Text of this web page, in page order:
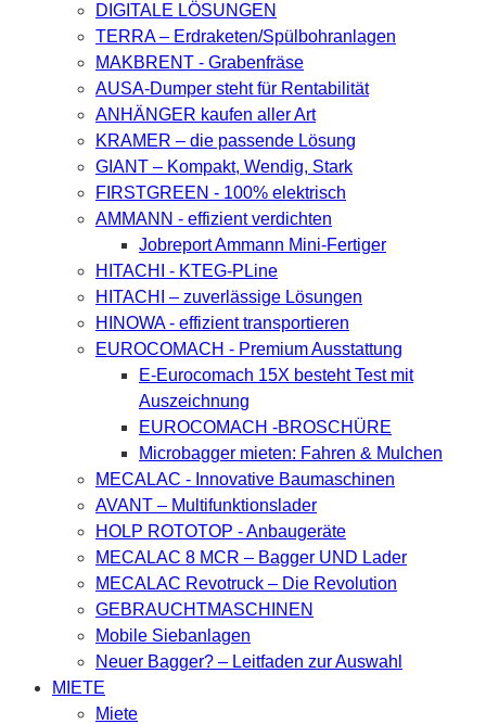
DIGITALE LÖSUNGEN
TERRA – Erdraketen/Spülbohranlagen
MAKBRENT - Grabenfräse
AUSA-Dumper steht für Rentabilität
ANHÄNGER kaufen aller Art
KRAMER – die passende Lösung
GIANT – Kompakt, Wendig, Stark
FIRSTGREEN - 100% elektrisch
AMMANN - effizient verdichten
Jobreport Ammann Mini-Fertiger
HITACHI - KTEG-PLine
HITACHI – zuverlässige Lösungen
HINOWA - effizient transportieren
EUROCOMACH - Premium Ausstattung
E-Eurocomach 15X besteht Test mit
Auszeichnung
EUROCOMACH -BROSCHÜRE
Microbagger mieten: Fahren & Mulchen
MECALAC - Innovative Baumaschinen
AVANT – Multifunktionslader
HOLP ROTOTOP - Anbaugeräte
MECALAC 8 MCR – Bagger UND Lader
MECALAC Revotruck – Die Revolution
GEBRAUCHTMASCHINEN
Mobile Siebanlagen
Neuer Bagger? – Leitfaden zur Auswahl
MIETE
Miete